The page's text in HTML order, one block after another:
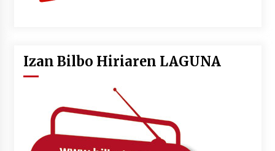
Izan Bilbo Hiriaren LAGUNA